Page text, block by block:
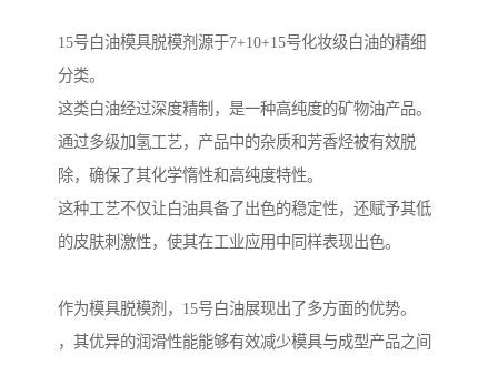
15号白油模具脱模剂源于7+10+15号化妆级白油的精细
分类。
这类白油经过深度精制，是一种高纯度的矿物油产品。
通过多级加氢工艺，产品中的杂质和芳香烃被有效脱
除，确保了其化学惰性和高纯度特性。
这种工艺不仅让白油具备了出色的稳定性，还赋予其低
的皮肤刺激性，使其在工业应用中同样表现出色。
作为模具脱模剂，15号白油展现出了多方面的优势。
，其优异的润滑性能能够有效减少模具与成型产品之间